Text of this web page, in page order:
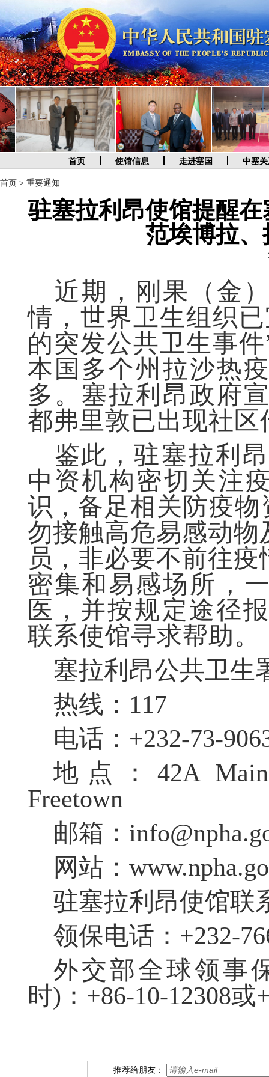
首页 使馆信息 走进塞国 中塞
首页 > 重要通知
驻塞拉利昂使馆提醒
范埃博拉
近期， 刚果（金
情，世界卫生组织
的突发公共卫生事
本国多个州拉沙热
多。 塞拉利昂政府
都弗里敦已出现社区
鉴此，驻塞拉利
中资机构密切关注
识， 备足相关防疫物
勿接触高危易感动
员，非必要不前往
密集和易感场所，
医， 并按规定途径
联系使馆寻求帮助。
塞拉利昂公共卫生
热线：117
电话：+232-73-
地点：42A Main
Freetown
邮箱：
网站：
驻塞拉利昂使馆联
领保电话：+232-
外交部全球领事
时)：+86-10-12308或
推荐给朋友：